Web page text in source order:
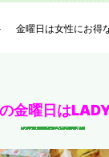
金曜日は女性にお得
金曜日は